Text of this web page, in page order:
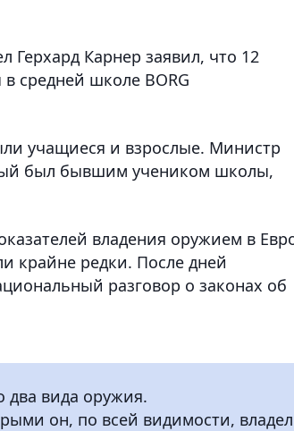
Герхард Карнер заявил, что 12
средней школе BORG
учащиеся и взрослые. Министр
был бывшим учеником школы,
владения оружием в
крайне редки. После дней
разговор о законах об
два вида оружия.
он, по всей видимости, владел